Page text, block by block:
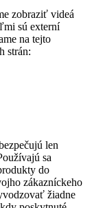
zobraziť videá
sú externí
na tejto
strán:
len
sa
do
zákazníckeho
žiadne